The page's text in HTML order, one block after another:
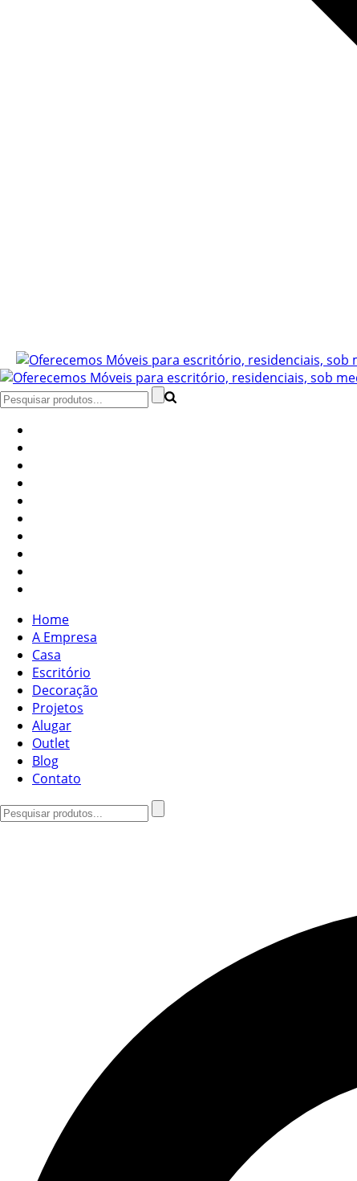
Home
A Empresa
Casa
Escritório
Decoração
Projetos
Alugar
Outlet
Blog
Contato